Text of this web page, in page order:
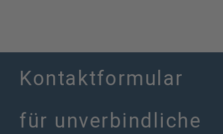
Kontaktformular
für unverbindliche